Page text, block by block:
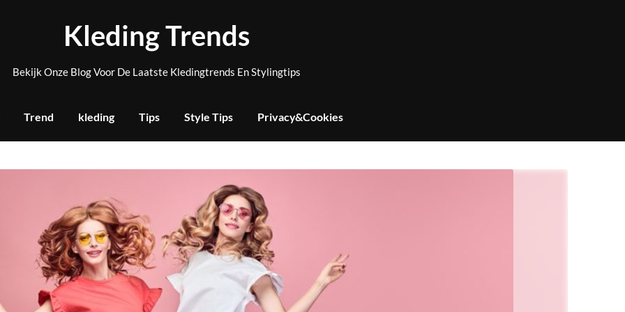
Kleding Trends
Bekijk Onze Blog Voor De Laatste Kledingtrends En Stylingtips
Trend kleding Tips Style Tips Privacy&Cookies